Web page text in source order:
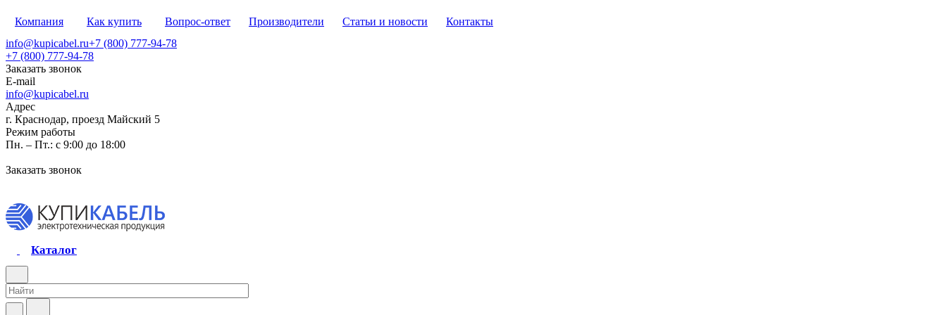
Компания Как купить Вопрос-ответ Производители Статьи и новости
Контакты
info@kupicabel.ru+7 (800) 777-94-78
+7 (800) 777-94-78
Заказать звонок
E-mail
info@kupicabel.ru
Адрес
г. Краснодар, проезд Майский 5
Режим работы
Пн. – Пт.: с 9:00 до 18:00
Заказать звонок
Каталог